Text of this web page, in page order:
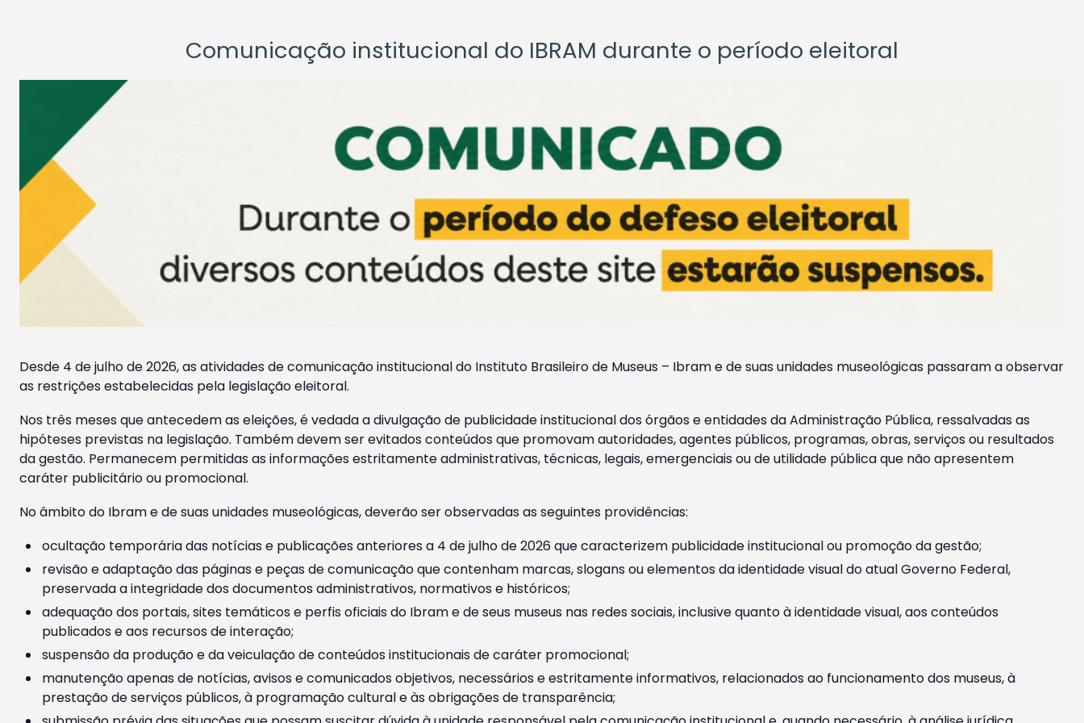
Comunicação institucional do IBRAM durante o período eleitoral
Desde 4 de julho de 2026, as atividades de comunicação institucional do Instituto Brasileiro de Museus – Ibram e de suas unidades museológicas passaram a observar
as restrições estabelecidas pela legislação eleitoral.
Nos três meses que antecedem as eleições, é vedada a divulgação de publicidade institucional dos órgãos e entidades da Administração Pública, ressalvadas as
hipóteses previstas na legislação. Também devem ser evitados conteúdos que promovam autoridades, agentes públicos, programas, obras, serviços ou resultados
da gestão. Permanecem permitidas as informações estritamente administrativas, técnicas, legais, emergenciais ou de utilidade pública que não apresentem
caráter publicitário ou promocional.
No âmbito do Ibram e de suas unidades museológicas, deverão ser observadas as seguintes providências:
ocultação temporária das notícias e publicações anteriores a 4 de julho de 2026 que caracterizem publicidade institucional ou promoção da gestão;
revisão e adaptação das páginas e peças de comunicação que contenham marcas, slogans ou elementos da identidade visual do atual Governo Federal,
preservada a integridade dos documentos administrativos, normativos e históricos;
adequação dos portais, sites temáticos e perfis oficiais do Ibram e de seus museus nas redes sociais, inclusive quanto à identidade visual, aos conteúdos
publicados e aos recursos de interação;
suspensão da produção e da veiculação de conteúdos institucionais de caráter promocional;
manutenção apenas de notícias, avisos e comunicados objetivos, necessários e estritamente informativos, relacionados ao funcionamento dos museus, à
prestação de serviços públicos, à programação cultural e às obrigações de transparência;